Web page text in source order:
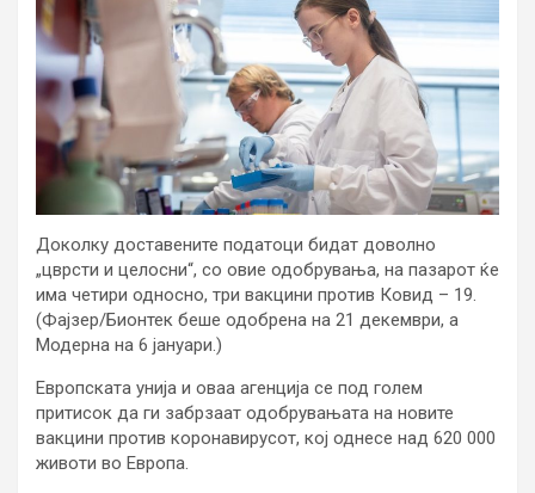
Доколку доставените податоци бидат доволно
„цврсти и целосни“, со овие одобрувања, на пазарот ќе
има четири односно, три вакцини против Ковид – 19.
(Фајзер/Бионтек беше одобрена на 21 декември, а
Модерна на 6 јануари.)
Европската унија и оваа агенција се под голем
притисок да ги забрзаат одобрувањата на новите
вакцини против коронавирусот, кој однесе над 620 000
животи во Европа.